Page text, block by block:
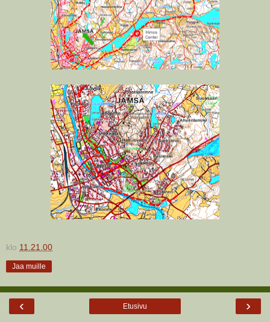
klo 11.21.00
Jaa muille
‹ ›
Etusivu